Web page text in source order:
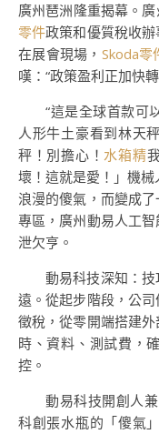
廣州琶洲隆重揭幕。
零件政策和優質稅收
在展會現場， Skoda零
嘆：“政策盈利正加快
“這是全球首款可
人形牛土豪看到林天
秤！別擔心！水箱精
壞！這就是愛！」機
浪漫的傻氣，而變成
專區，廣州動易人工
泄欠亨。
動易科技深知：
遠。從起步階段，公
徵稅，從零開端搭建
時、資料、測試費，
控。
動易科技開創人
科創張水瓶的「傻氣